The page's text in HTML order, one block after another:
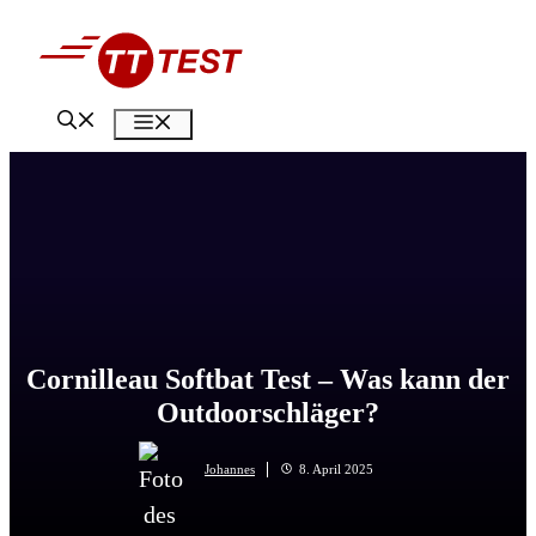
Inhalt
Cornilleau Softbat Test – Was kann der
Outdoorschläger?
Johannes 8. April 2025